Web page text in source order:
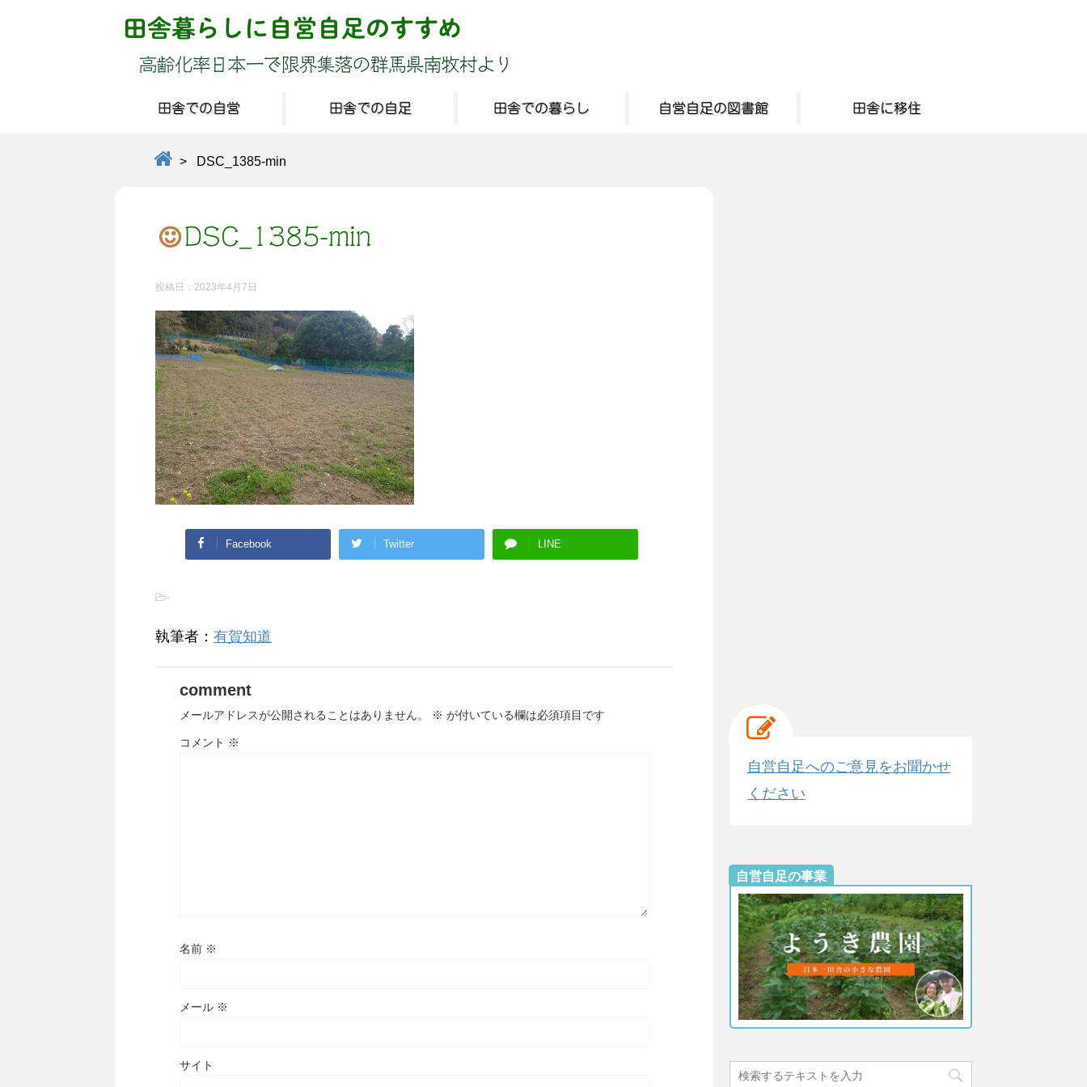
田舎暮らしに自営自足のすすめ
高齢化率日本一で限界集落の群馬県南牧村より
田舎での自営 田舎での自足 田舎での暮らし 自営自足の図書館 田舎に移住
> DSC_1385-min
DSC_1385-min
投稿日： 2023年4月7日
Facebook Twitter LINE
-
執筆者： 有賀知道
comment
メールアドレスが公開されることはありません。 ※ が付いている欄は必須項目です
コメント ※
名前 ※
メール ※
サイト
自営自足へのご意見をお聞かせ
ください
自営自足の事業